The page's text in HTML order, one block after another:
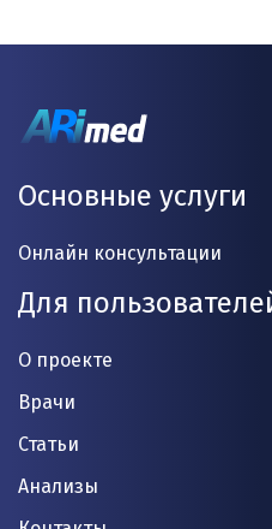
Основные услуги
Онлайн консультации
Для
О проекте
Врачи
Статьи
Анализы